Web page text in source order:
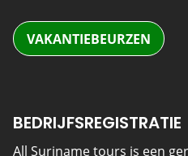
VAKANTIEBEURZEN
BEDRIJFSREGISTRATIE
All Suriname tours is een